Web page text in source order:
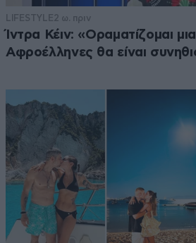
LIFESTYLE 2 ω. πριν
Ίντρα Κέιν: «Οραματίζομαι
Αφροέλληνες θα είναι